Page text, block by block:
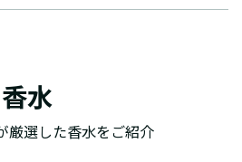
水
厳選した香水をご紹介